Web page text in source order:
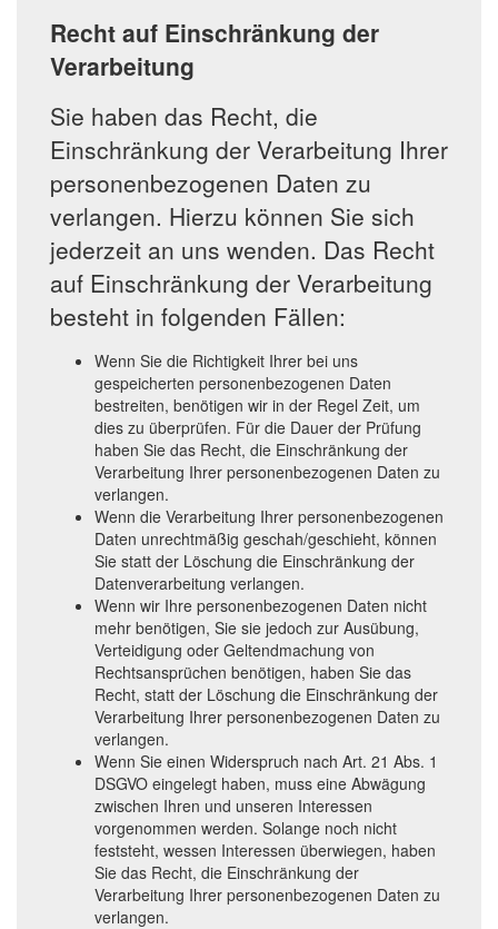
Recht auf Einschränkung der
Verarbeitung
Sie haben das Recht, die
Einschränkung der Verarbeitung Ihrer
personenbezogenen Daten zu
verlangen. Hierzu können Sie sich
jederzeit an uns wenden. Das Recht
auf Einschränkung der Verarbeitung
besteht in folgenden Fällen:
Wenn Sie die Richtigkeit Ihrer bei uns
gespeicherten personenbezogenen Daten
bestreiten, benötigen wir in der Regel Zeit, um
dies zu überprüfen. Für die Dauer der Prüfung
haben Sie das Recht, die Einschränkung der
Verarbeitung Ihrer personenbezogenen Daten zu
verlangen.
Wenn die Verarbeitung Ihrer personenbezogenen
Daten unrechtmäßig geschah/geschieht, können
Sie statt der Löschung die Einschränkung der
Datenverarbeitung verlangen.
Wenn wir Ihre personenbezogenen Daten nicht
mehr benötigen, Sie sie jedoch zur Ausübung,
Verteidigung oder Geltendmachung von
Rechtsansprüchen benötigen, haben Sie das
Recht, statt der Löschung die Einschränkung der
Verarbeitung Ihrer personenbezogenen Daten zu
verlangen.
Wenn Sie einen Widerspruch nach Art. 21 Abs. 1
DSGVO eingelegt haben, muss eine Abwägung
zwischen Ihren und unseren Interessen
vorgenommen werden. Solange noch nicht
feststeht, wessen Interessen überwiegen, haben
Sie das Recht, die Einschränkung der
Verarbeitung Ihrer personenbezogenen Daten zu
verlangen.